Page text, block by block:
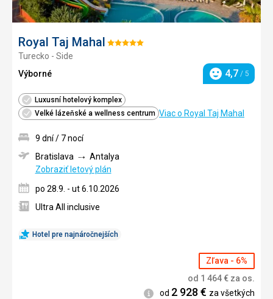
Royal Taj Mahal Hodnotenie:
Turecko - Side
Výborné
Hodnotenie
4,7 / 5
Luxusní hotelový komplex
Velké lázeňské a wellness centrum Viac o Royal Taj Mahal
Hotel pre najnáročnejších
9 dní / 7 nocí
Bratislava
Antalya
Zobraziť letový plán
po 28.9. - ut 6.10.2026
Ultra All inclusive
Zľava - 6%
od 1 464€ za os.
Informácie
od 2 928 € za všetkých